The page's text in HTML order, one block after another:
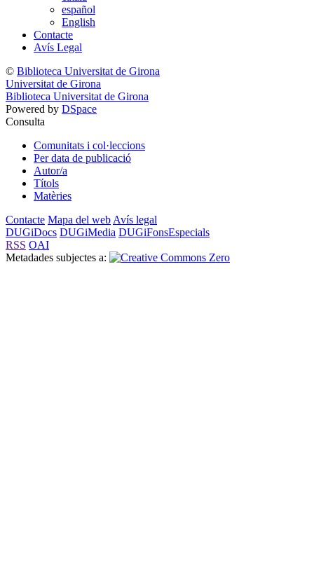
español
English
Contacte
Avís Legal
© Biblioteca Universitat de Girona
Universitat de Girona
Biblioteca Universitat de Girona
Powered by DSpace
Consulta
Comunitats i col·leccions
Per data de publicació
Autor/a
Títols
Matèries
Contacte Mapa del web Avís legal
DUGiDocs DUGiMedia DUGiFonsEspecials
RSS OAI
Metadades subjectes a: